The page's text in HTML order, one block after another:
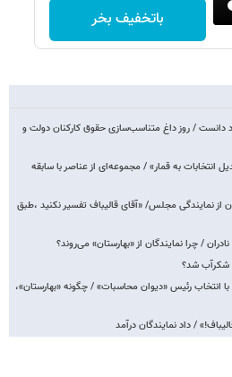
باتخفیف بخر
دانست / روز داغ متناسب‌سازی حقوق کارکنان دولت و
انتخابات به قمار» / مجموعه‌ای از عناصر با سابقه
از نمایندگی مجلس/ «آقای قالیباف تفسیر نکنید ،طبق
/ چرا نمایندگان از «بهارستان» می‌روند؟
شکرآب شد؟
انتخاب رئیس «دیوان محاسبات» / چگونه «بهارستان»،
/ داد نمایندگان درآمد